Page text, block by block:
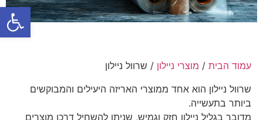
פתח
עמוד הבית / מוצרי ניילון / שרוול ניילון
שרוול ניילון הוא אחד ממוצרי האריזה היעילים והמבוקשים
ביותר בתעשייה.
מדובר בגליל ניילון חזק וגמיש, שניתן להשחיל דרכו מוצרים